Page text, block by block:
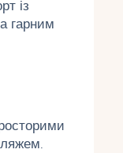
із
гарним